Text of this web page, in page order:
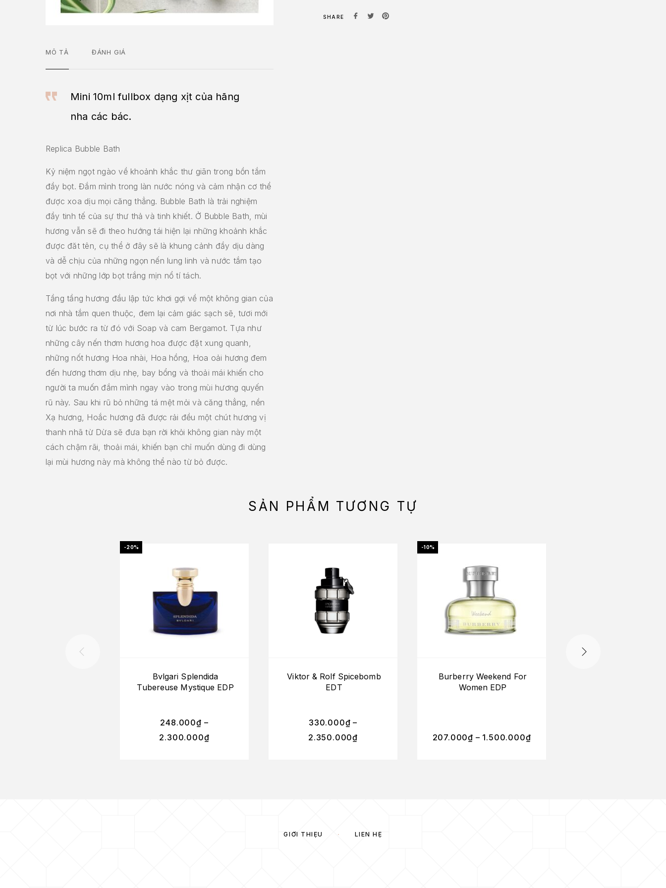
MÔ TẢ ĐÁNH GIÁ
Mini 10ml fullbox dạng xịt của hãng
nha các bác.
Replica Bubble Bath
Kỷ niệm ngọt ngào về khoảnh khắc thư giãn trong bồn tắm
đầy bọt. Đắm mình trong làn nước nóng và cảm nhận cơ thể
được xoa dịu mọi căng thẳng. Bubble Bath là trải nghiệm
đầy tinh tế của sự thư thả và tinh khiết. Ở Bubble Bath, mùi
hương vẫn sẽ đi theo hướng tái hiện lại những khoảnh khắc
được đăt tên, cụ thể ở đây sẽ là khung cảnh đầy dịu dàng
và dễ chịu của những ngọn nến lung linh và nước tắm tạo
bọt với những lớp bọt trắng mịn nổ tí tách.
Tầng tầng hương đầu lập tức khơi gợi về một không gian của
nơi nhà tắm quen thuộc, đem lại cảm giác sạch sẽ, tươi mới
từ lúc bước ra từ đó với Soap và cam Bergamot. Tựa như
những cây nến thơm hương hoa được đặt xung quanh,
những nốt hương Hoa nhài, Hoa hồng, Hoa oải hương đem
đến hương thơm dịu nhẹ, bay bổng và thoải mái khiến cho
người ta muốn đắm mình ngay vào trong mùi hương quyến
rũ này. Sau khi rũ bỏ những tá mệt mỏi và căng thẳng, nền
Xạ hương, Hoắc hương đã được rải đều một chút hương vị
thanh nhã từ Dừa sẽ đưa bạn rời khỏi không gian này một
cách chậm rãi, thoải mái, khiến bạn chỉ muốn dùng đi dùng
lại mùi hương này mà không thể nào từ bỏ được.
SHARE
SẢN PHẨM TƯƠNG TỰ
-20%
Bvlgari Splendida
Tubereuse Mystique EDP
248.000₫ –
2.300.000₫
Viktor & Rolf Spicebomb
EDT
330.000₫ –
2.350.000₫
-10%
Burberry Weekend For
Women EDP
207.000₫ – 1.500.000₫
GIỚI THIỆU LIÊN HỆ